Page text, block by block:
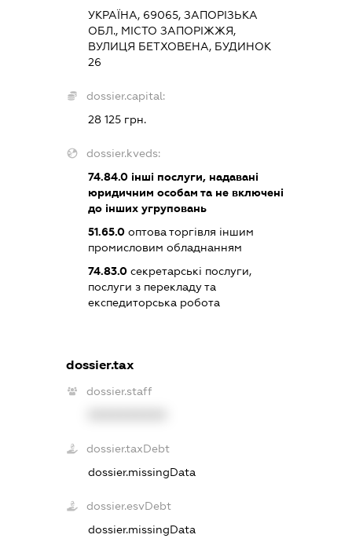
УКРАЇНА, 69065, ЗАПОРІЗЬКА
ОБЛ., МІСТО ЗАПОРІЖЖЯ,
ВУЛИЦЯ БЕТХОВЕНА, БУДИНОК
26
dossier.capital:
28 125 грн.
dossier.kveds:
74.84.0 інші послуги, надавані
юридичним особам та не включені
до інших угруповань
51.65.0 оптова торгівля іншим
промисловим обладнанням
74.83.0 секретарські послуги,
послуги з перекладу та
експедиторська робота
dossier.tax
dossier.staff
dossier.taxDebt
dossier.missingData
dossier.esvDebt
dossier.missingData